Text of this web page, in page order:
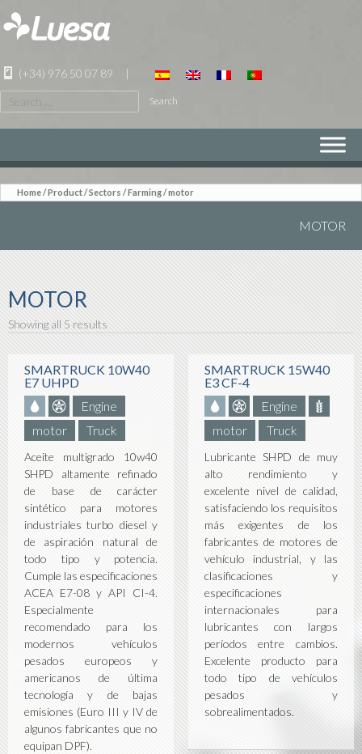
(+34) 976 50 07 89
|
for:
TO
Home /Product / Sectors /Farming / motor
MOTOR
MOTOR
Showing all 5 results
SMARTRUCK 10W40
E7 UHPD
Engine
motor
Truck
Aceite multigrado 10w40
SHPD altamente refinado
de base de carácter
sintético para motores
industriales turbo diesel y
de aspiración natural de
todo tipo y potencia.
Cumple las especificaciones
ACEA E7-08 y API CI-4.
Especialmente
recomendado para los
modernos vehículos
pesados europeos y
americanos de última
tecnología y de bajas
emisiones (Euro III y IV de
algunos fabricantes que no
equipan DPF).
SMARTRUCK 15W40
E3 CF-4
Engine
motor
Truck
Lubricante SHPD de muy
alto rendimiento y
excelente nivel de calidad,
satisfaciendo los requisitos
más exigentes de los
fabricantes de motores de
vehículo industrial, y las
clasificaciones y
especificaciones
internacionales para
lubricantes con largos
períodos entre cambios.
Excelente producto para
todo tipo de vehículos
pesados y
sobrealimentados.